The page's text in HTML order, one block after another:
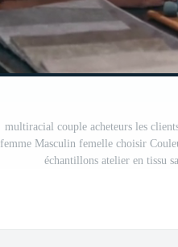
multiracial couple acheteurs les
femme Masculin femelle choisir
échantillons atelier en tissu